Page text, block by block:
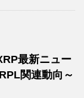
最新ニュー
関連動向～